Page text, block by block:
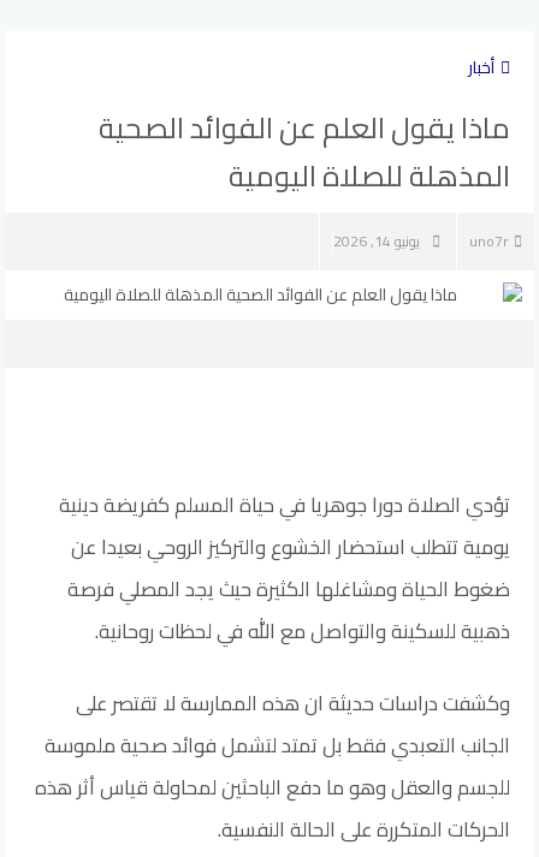
أخبار
ماذا يقول العلم عن الفوائد الصحية
المذهلة للصلاة اليومية
uno7r يونيو 14, 2026
تؤدي الصلاة دورا جوهريا في حياة المسلم كفريضة دينية
يومية تتطلب استحضار الخشوع والتركيز الروحي بعيدا عن
ضغوط الحياة ومشاغلها الكثيرة حيث يجد المصلي فرصة
ذهبية للسكينة والتواصل مع الله في لحظات روحانية.
وكشفت دراسات حديثة ان هذه الممارسة لا تقتصر على
الجانب التعبدي فقط بل تمتد لتشمل فوائد صحية ملموسة
للجسم والعقل وهو ما دفع الباحثين لمحاولة قياس أثر هذه
الحركات المتكررة على الحالة النفسية.